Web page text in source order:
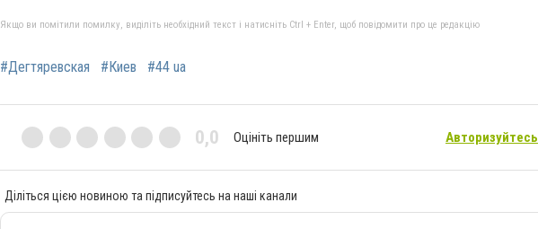
Якщо ви помітили помилку, виділіть необхідний текст і натисніть Ctrl + Enter, щоб повідомити про це редакцію
#Дегтяревская #Киев #44 ua
0,0 Оцініть першим Авторизуйтесь
Діліться цією новиною та підписуйтесь на наші канали